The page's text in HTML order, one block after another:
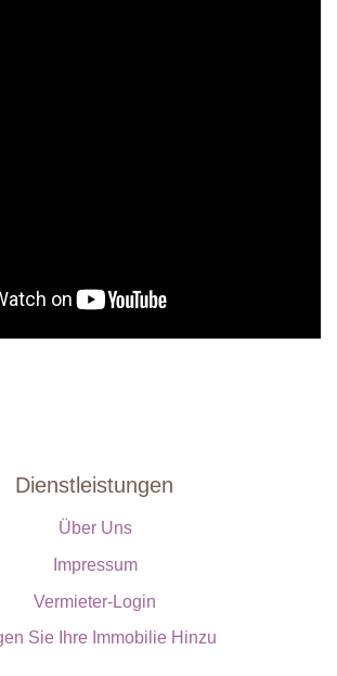
Dienstleistungen
Über Uns
Impressum
Vermieter-Login
Sie Ihre Immobilie Hinzu